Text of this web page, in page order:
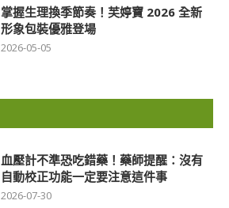
掌握生理換季節奏！芙婷寶 2026 全新
形象包裝優雅登場
2026-05-05
血壓計不準恐吃錯藥！藥師提醒：沒有
自動校正功能一定要注意這件事
2026-07-30